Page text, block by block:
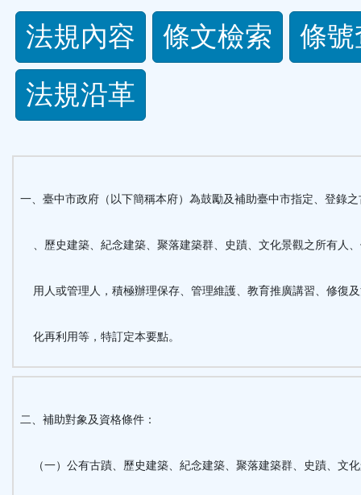
法
規
功
能
法規內容 條文檢索
條
法規沿革
一、臺中市政府（以下簡稱本府）為鼓勵及補助臺中市指定、登錄之
、歷史建築、紀念建築、聚落建築群、史蹟、文化景觀之所有人
用人或管理人，積極辦理保存、管理維護、教育推廣講習、修復
化再利用等，特訂定本要點。
二、補助對象及資格條件：
（一）公有古蹟、歷史建築、紀念建築、聚落建築群、史蹟、文